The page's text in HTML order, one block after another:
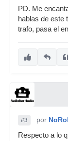
PD. Me
hablas de este
trafo, pasa el
#3 por
Respecto a lo